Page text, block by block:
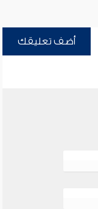
أضف تعليقك